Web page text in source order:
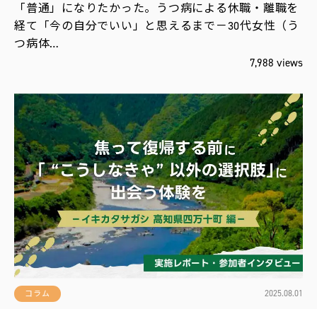
「普通」になりたかった。うつ病による休職・離職を
経て「今の自分でいい」と思えるまで－30代女性（う
つ病体…
7,988 views
コラム 2025.08.01